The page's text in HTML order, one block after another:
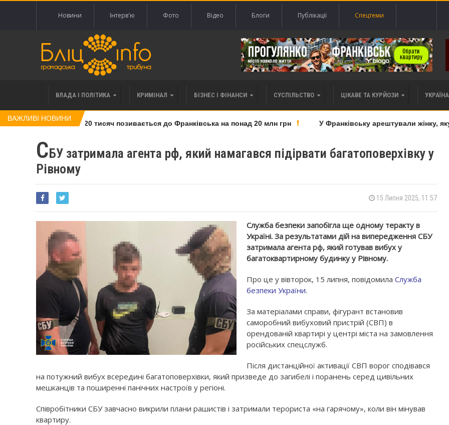
Новини Інтерв'ю Фото Відео Блоги Публікації Спецтеми
ВЛАДА І ПОЛІТИКА КРИМІНАЛ БІЗНЕС І ФІНАНСИ СУСПІЛЬСТВО ЦІКАВЕ ТА КУРЙОЗИ
ВАЖЛИВІ НОВИНИ
права вимоги за 120 тисяч позивається до Франківська на понад 20 млн грн У Франківську арештували жінку,
СБУ затримала агента рф, який намагався підірвати багатоповерхівку у
Рівному
15 Липня 2025, 11:57
Служба безпеки запобігла ще одному теракту в
Україні. За результатами дій на випередження СБУ
затримала агента рф, який готував вибух у
багатоквартирному будинку у Рівному.
Про це у вівторок, 15 липня, повідомила Служба
безпеки України.
За матеріалами справи, фігурант встановив
саморобний вибуховий пристрій (СВП) в
орендованій квартирі у центрі міста на замовлення
російських спецслужб.
Після дистанційної активації СВП ворог сподівався
на потужний вибух всередині багатоповерхівки, який призведе до загибелі і поранень серед цивільних
мешканців та поширенні панічних настроїв у регіоні.
Співробітники СБУ завчасно викрили плани рашистів і затримали терориста «на гарячому», коли він мінував
квартиру.